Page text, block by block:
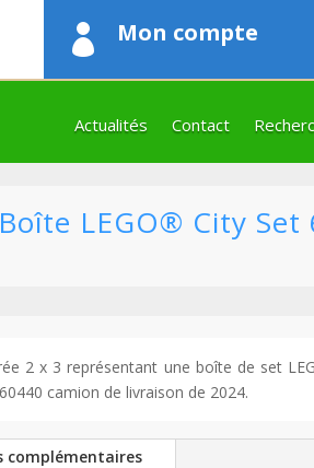
 Mon compte
Actualités Contact
LEGO® City Set
2 x 3 représentant une boîte de set
camion de livraison de 2024.